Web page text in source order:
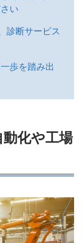
い
診断サービス
歩を踏み出
動化や工場